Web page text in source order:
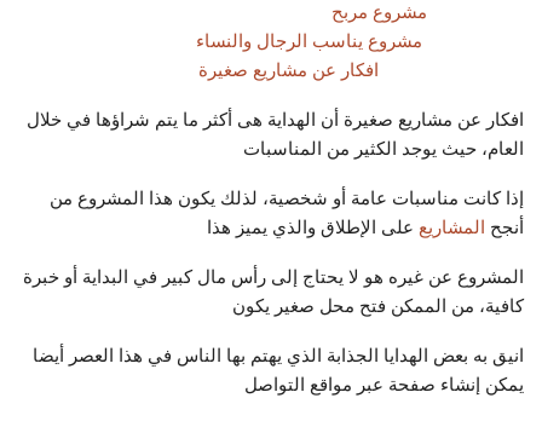
مشروع مربح
مشروع يناسب الرجال والنساء
افكار عن مشاريع صغيرة
افكار عن مشاريع صغيرة أن الهداية هى أكثر ما يتم شراؤها في خلال
العام، حيث يوجد الكثير من المناسبات
إذا كانت مناسبات عامة أو شخصية، لذلك يكون هذا المشروع من
أنجح المشاريع على الإطلاق والذي يميز هذا
المشروع عن غيره هو لا يحتاج إلى رأس مال كبير في البداية أو خبرة
كافية، من الممكن فتح محل صغير يكون
انيق به بعض الهدايا الجذابة الذي يهتم بها الناس في هذا العصر أيضا
يمكن إنشاء صفحة عبر مواقع التواصل